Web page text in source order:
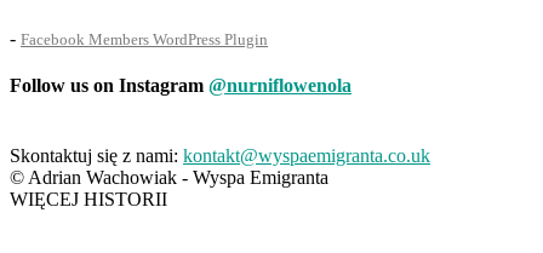
- Facebook Members WordPress Plugin
Follow us on Instagram @nurniflowenola
Skontaktuj się z nami: kontakt@wyspaemigranta.co.uk
© Adrian Wachowiak - Wyspa Emigranta
WIĘCEJ HISTORII